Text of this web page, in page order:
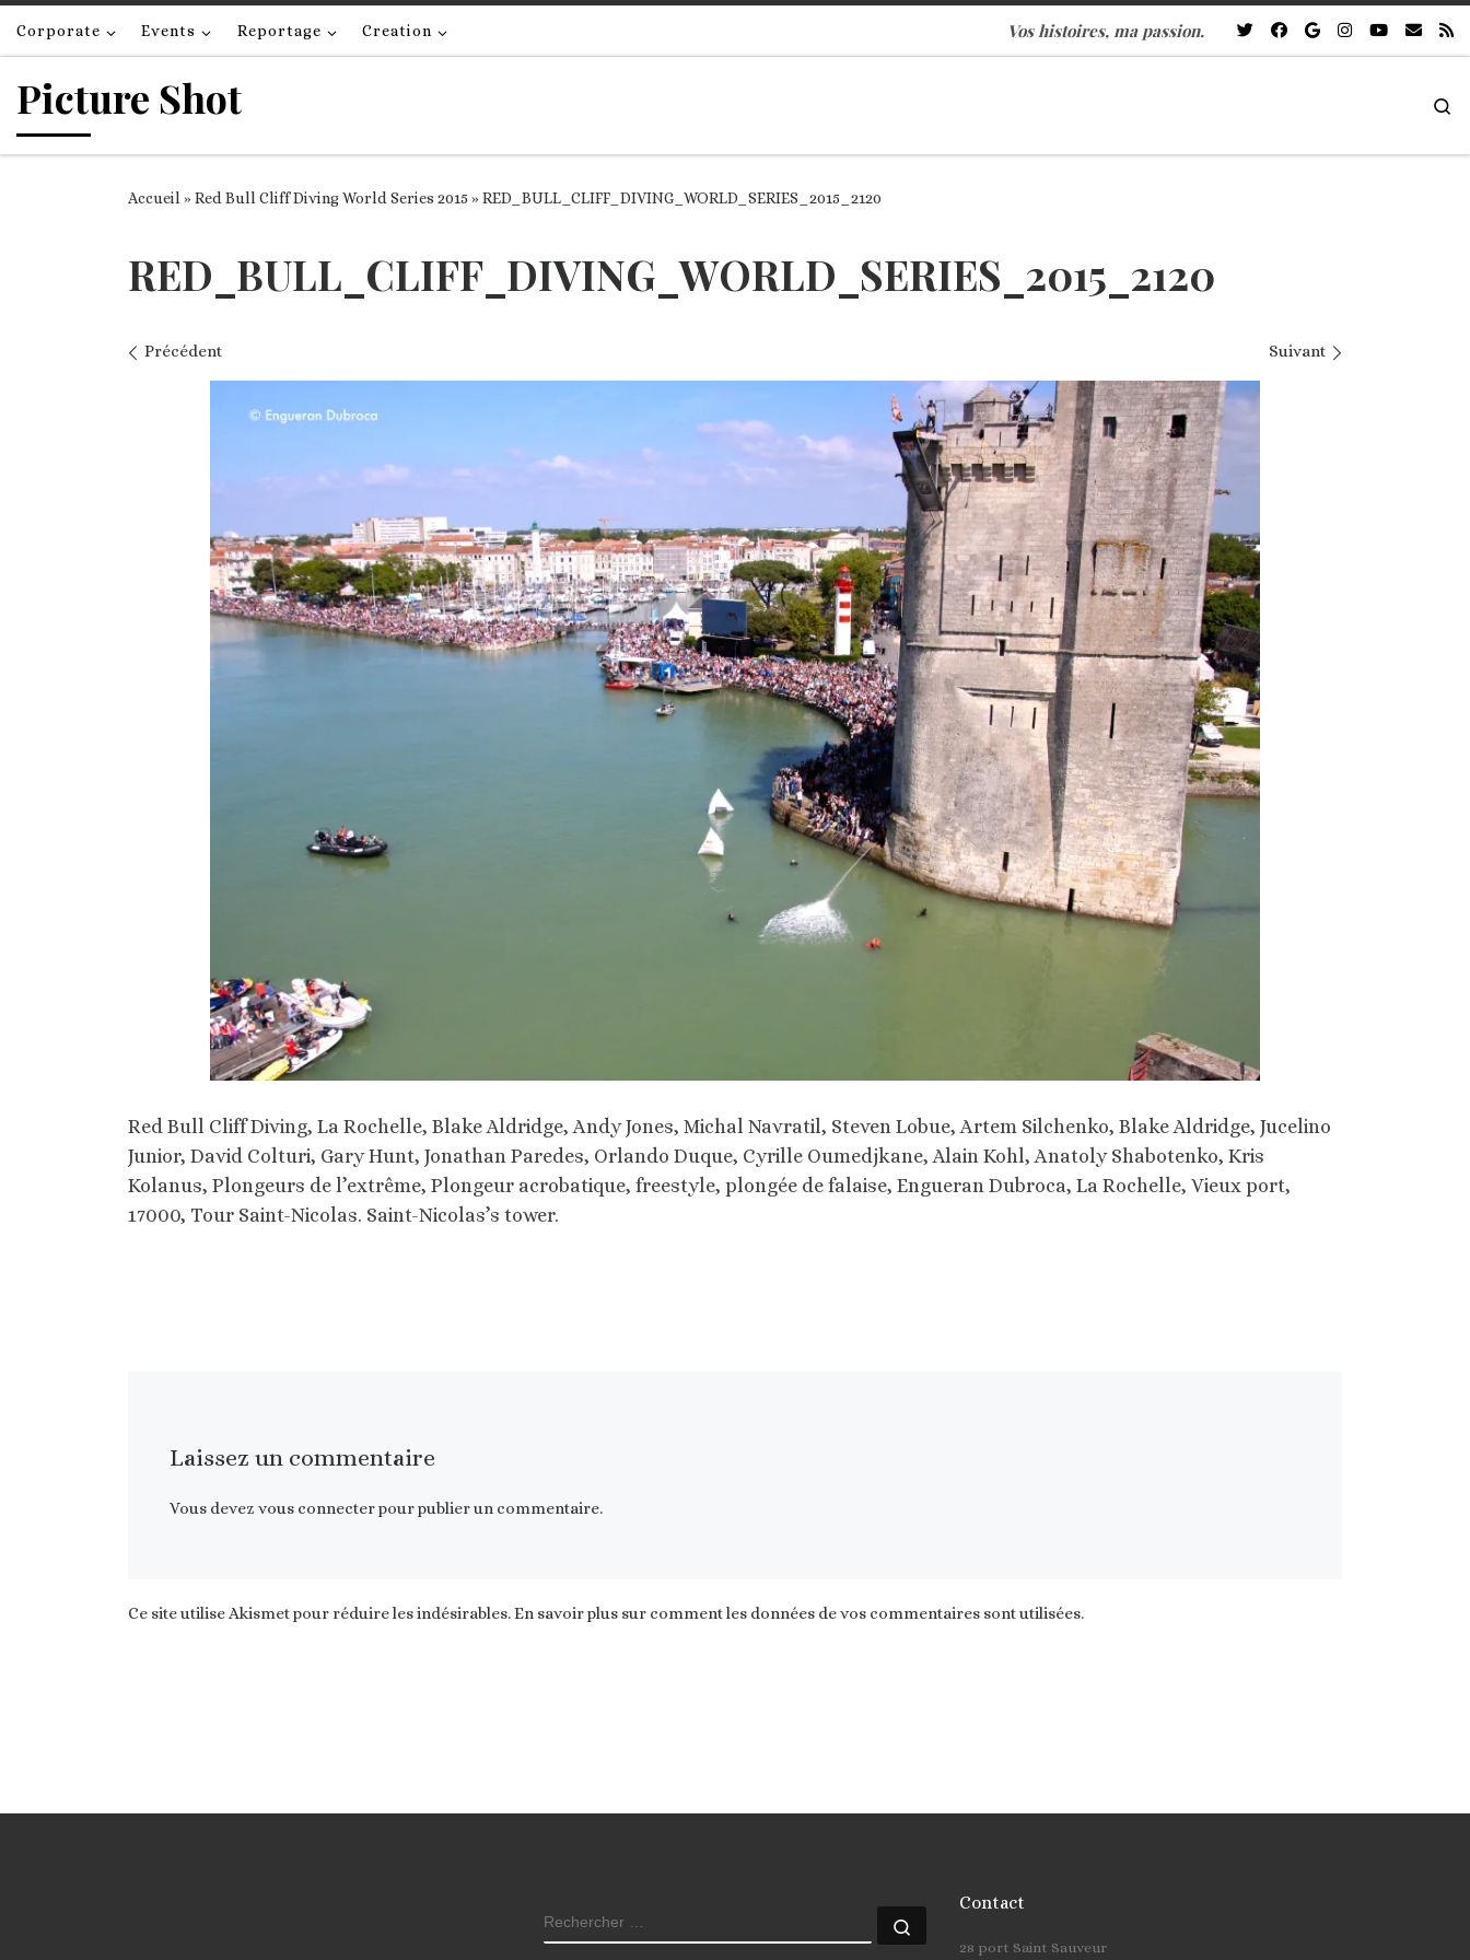
Passer au contenu
Corporate Events Reportage Creation Vos histoires, ma passion.
Picture Shot
Accueil »Red Bull Cliff Diving World Series 2015 »RED_BULL_CLIFF_DIVING_WORLD_SERIES_2015_2120
RED_BULL_CLIFF_DIVING_WORLD_SERIES_2015_2120
Navigation des images
Précédent Suivant
Red Bull Cliff Diving, La Rochelle, Blake Aldridge, Andy Jones, Michal Navratil, Steven Lobue, Artem Silchenko, Blake Aldridge, Jucelino
Junior, David Colturi, Gary Hunt, Jonathan Paredes, Orlando Duque, Cyrille Oumedjkane, Alain Kohl, Anatoly Shabotenko, Kris
Kolanus, Plongeurs de l’extrême, Plongeur acrobatique, freestyle, plongée de falaise, Engueran Dubroca, La Rochelle, Vieux port,
17000, Tour Saint-Nicolas. Saint-Nicolas’s tower.
Laissez un commentaire
Vous devez vous connecterpour publier un commentaire.
Ce site utilise Akismet pour réduire les indésirables.En savoir plus sur comment les données de vos commentaires sont utilisées.
RECHERCHER
Contact
28 port Saint Sauveur